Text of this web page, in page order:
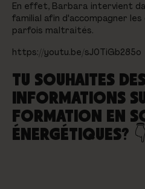
En effet, Barbara intervient
familial afin d'accompagner
parfois maltraités.
https://youtu.be/sJ0TiGb285o
TU SOUHAITES
INFORMATIONS
FORMATION EN
ÉNERGÉTIQUES? 👇